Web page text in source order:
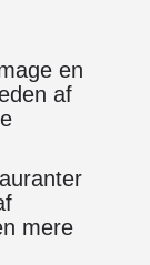
en
af
mere